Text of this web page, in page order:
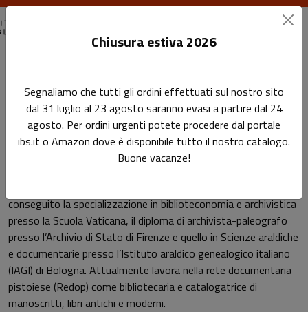
Francesca Rafanelli
Pagina di Francesca Rafanelli
conseguito la specializzazione in biblioteconomia e archivistica
presso la Scuola Vaticana, il diploma di archivista-paleografo
presso l’Archivio di Stato di Firenze e quello in Scienze araldiche
e documentarie presso l’Istituto araldico genealogico italiano
(IAGI) di Bologna. Attualmente lavora nella rete documentaria
pistoiese (Redop) come bibliotecaria e catalogatrice di
manoscritti, libri antichi e moderni.
Chiusura estiva 2026
Segnaliamo che tutti gli ordini effettuati sul nostro sito
dal 31 luglio al 23 agosto saranno evasi a partire dal 24
agosto. Per ordini urgenti potete procedere dal portale
ibs.it o Amazon dove è disponibile tutto il nostro catalogo.
Buone vacanze!